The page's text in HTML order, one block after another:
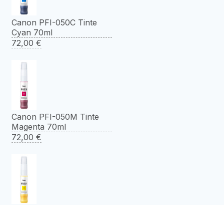
Canon PFI-050C Tinte
Cyan 70ml
72,00 €
Canon PFI-050M Tinte
Magenta 70ml
72,00 €